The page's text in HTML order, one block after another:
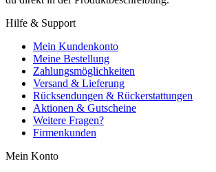
Hilfe & Support
Mein Kundenkonto
Meine Bestellung
Zahlungsmöglichkeiten
Versand & Lieferung
Rücksendungen & Rückerstattungen
Aktionen & Gutscheine
Weitere Fragen?
Firmenkunden
Mein Konto